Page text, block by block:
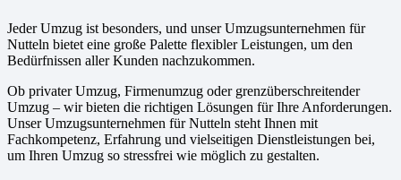
Jeder Umzug ist besonders, und unser Umzugsunternehmen für
Nutteln bietet eine große Palette flexibler Leistungen, um den
Bedürfnissen aller Kunden nachzukommen.
Ob privater Umzug, Firmenumzug oder grenzüberschreitender
Umzug – wir bieten die richtigen Lösungen für Ihre Anforderungen.
Unser Umzugsunternehmen für Nutteln steht Ihnen mit
Fachkompetenz, Erfahrung und vielseitigen Dienstleistungen bei,
um Ihren Umzug so stressfrei wie möglich zu gestalten.